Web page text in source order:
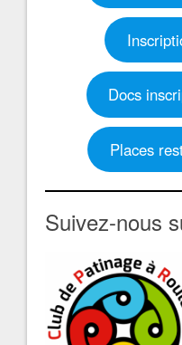
Docs
Places
Suivez-nous